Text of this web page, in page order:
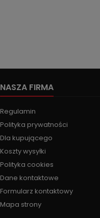
NASZA FIRMA
Regulamin
Polityka prywatności
Dla kupującego
Koszty wysyłki
Polityka cookies
Dane kontaktowe
Formularz kontaktowy
Mapa strony